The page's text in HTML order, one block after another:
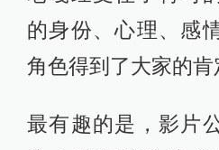
的身份、心理、感
角色得到了大家
最有趣的是，影片